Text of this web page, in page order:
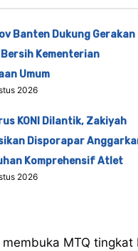
Banten Dukung Gerakan
Kementerian
Umum
2026
KONI Dilantik, Zakiyah
Disporapar
Komprehensif Atlet
2026
MTQ